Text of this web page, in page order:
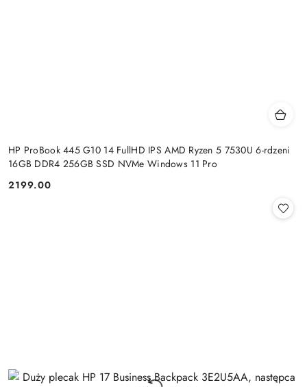
HP ProBook 445 G10 14 FullHD IPS AMD Ryzen 5 7530U 6-rdzeni
16GB DDR4 256GB SSD NVMe Windows 11 Pro
Cena:
2199.00